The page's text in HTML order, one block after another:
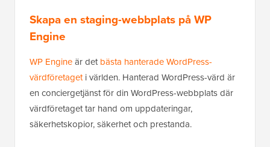
Skapa en staging-webbplats på WP
Engine
WP Engineär detbästa hanterade WordPress-
värdföretageti världen. Hanterad WordPress-värd är
en conciergetjänst för din WordPress-webbplats där
värdföretaget tar hand om uppdateringar,
säkerhetskopior, säkerhet och prestanda.